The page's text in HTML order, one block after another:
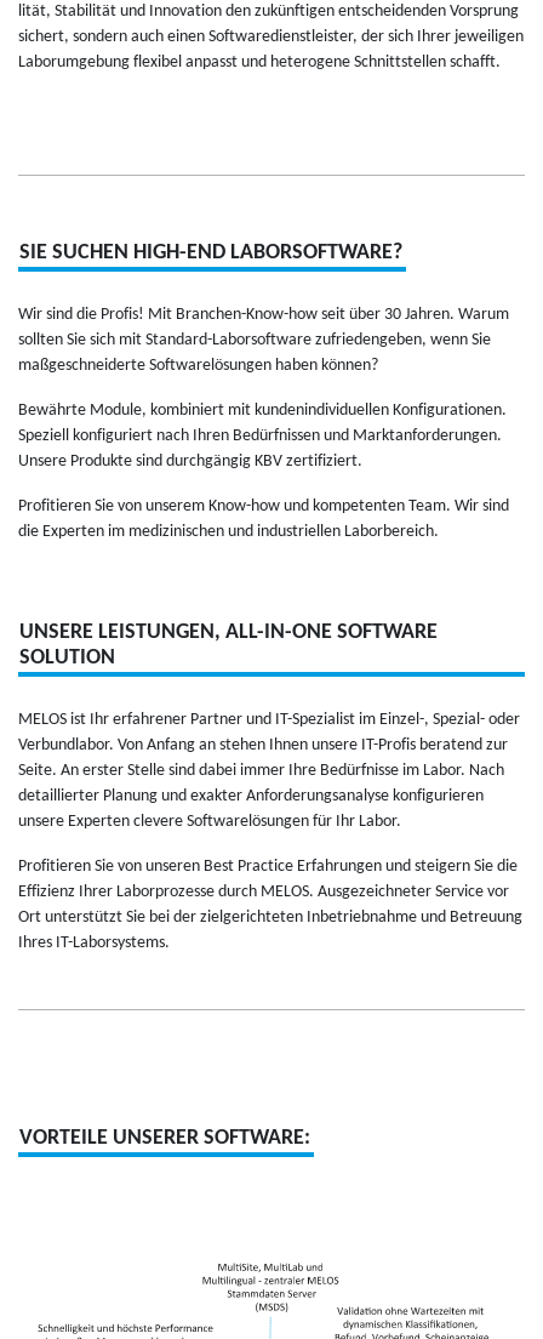
lität, Sta­bi­lität und Inno­va­tion den zukünf­ti­gen ent­schei­den­den Vors­prung
sichert, son­dern auch einen Soft­wa­re­dienst­leis­ter, der sich Ihrer jewei­li­gen
Labo­rum­ge­bung flexi­bel anpasst und hete­ro­gene Schnitts­tel­len schafft.
SIE SUCHEN HIGH-END LABORSOFTWARE?
Wir sind die Pro­fis! Mit Bran­chen-Know-how seit über 30 Jah­ren. Warum
soll­ten Sie sich mit Stan­dard-Labor­soft­ware zufrie­den­ge­ben, wenn Sie
maßges­ch­nei­derte Soft­wa­relösun­gen haben können?
Bewährte Module, kom­bi­niert mit kun­de­nin­di­vi­duel­len Kon­fi­gu­ra­tio­nen.
Spe­ziell kon­fi­gu­riert nach Ihren Bedürf­nis­sen und Mark­tan­for­de­run­gen.
Unsere Pro­dukte sind durchgängig KBV zer­ti­fi­ziert.
Pro­fi­tie­ren Sie von unse­rem Know-how und kom­pe­ten­ten Team. Wir sind
die Exper­ten im medi­zi­ni­schen und indus­triel­len Labor­be­reich.
UNSERE LEISTUNGEN, ALL-IN-ONE SOFTWARE
SOLUTION
MELOS ist Ihr erfah­re­ner Part­ner und IT-Spe­zia­list im Ein­zel-, Spe­zial- oder
Ver­bund­la­bor. Von Anfang an ste­hen Ihnen unsere IT-Pro­fis bera­tend zur
Seite. An ers­ter Stelle sind dabei immer Ihre Bedürf­nisse im Labor. Nach
detaillier­ter Pla­nung und exak­ter Anfor­de­rung­sa­na­lyse kon­fi­gu­rie­ren
unsere Exper­ten cle­vere Soft­wa­relösun­gen für Ihr Labor.
Pro­fi­tie­ren Sie von unse­ren Best Prac­tice Erfah­run­gen und stei­gern Sie die
Effi­zienz Ihrer Labor­pro­zesse durch MELOS. Aus­ge­zeich­ne­ter Ser­vice vor
Ort unterstützt Sie bei der ziel­ge­rich­te­ten Inbe­trieb­nahme und Betreuung
Ihres IT-Labor­sys­tems.
VORTEILE UNSERER SOFTWARE: